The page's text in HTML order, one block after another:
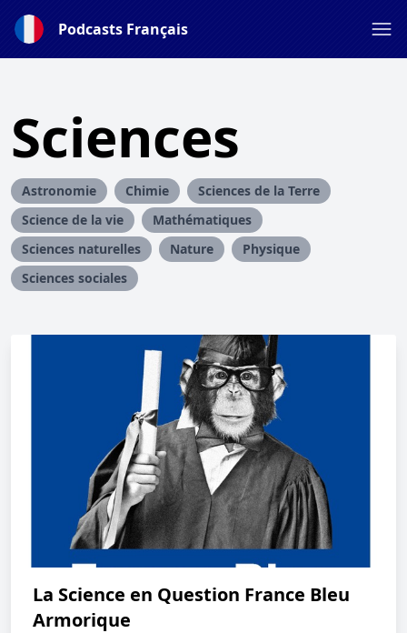
Podcasts Français
Sciences
Astronomie Chimie
Sciences de la Terre
Science de la vie
Mathématiques
Sciences naturelles
Nature
Physique
Sciences sociales
La Science en Question France Bleu
Armorique